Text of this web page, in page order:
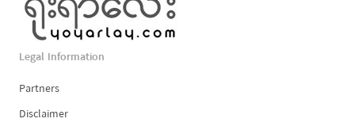
Legal Information
Partners
Disclaimer